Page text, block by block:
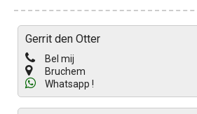
Gerrit den Otter
Bel mij
Bruchem
Whatsapp !